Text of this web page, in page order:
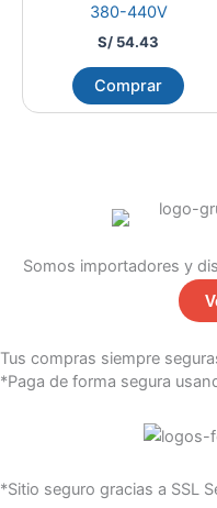
380-440V
S/ 54.43
Comprar
Somos importadores y
Tus compras siempre
*Paga de forma segura
*Sitio seguro gracias a SSL